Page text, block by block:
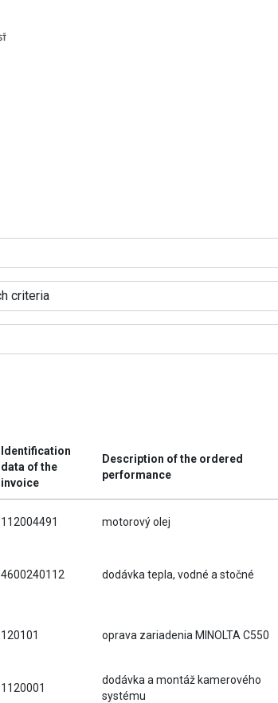
Identification
data of the
invoice
Description of the ordered
performance
112004491 motorový olej
4600240112 dodávka tepla, vodné a stočné
120101 oprava zariadenia MINOLTA C550
1120001
dodávka a montáž kamerového
systému